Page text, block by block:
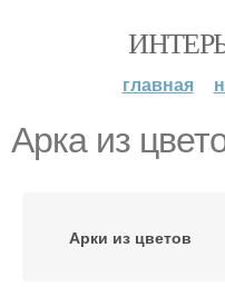
главная
Арка из
Арки из цветов